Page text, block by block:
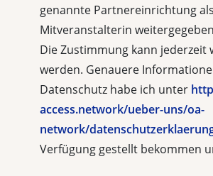
genannte Partnereinrichtung als
Mitveranstalterin
Die Zustimmung kann jederzeit
werden. Genauere
Datenschutz habe ich unter
access.network/ueber-uns/oa-
network/
Verfügung gestellt bekommen